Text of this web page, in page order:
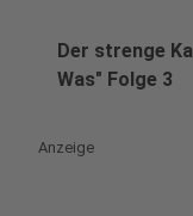
Der strenge
Was" Folge 3
Anzeige